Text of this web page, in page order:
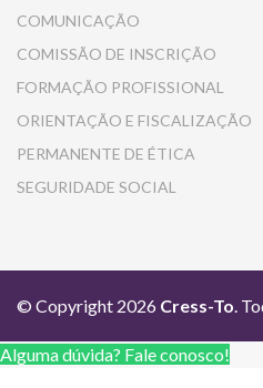
COMUNICAÇÃO
COMISSÃO DE INSCRIÇÃO
FORMAÇÃO PROFISSIONAL
ORIENTAÇÃO E FISCALIZAÇÃO
PERMANENTE DE ÉTICA
SEGURIDADE SOCIAL
© Copyright 2026 Cress-To.
Alguma dúvida? Fale conosco!